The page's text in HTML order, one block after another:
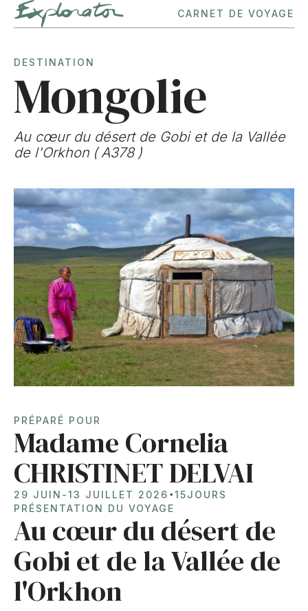
CARNET DE VOYAGE
DESTINATION
Mongolie
Au cœur du désert de Gobi et de la Vallée
de l'Orkhon ( A378 )
PRÉPARÉ POUR
Madame Cornelia
CHRISTINET DELVAI
29 JUIN -13 JUILLET 2026 ⋅15JOURS
PRÉSENTATION DU VOYAGE
Au cœur du désert de
Gobi et de la Vallée de
l'Orkhon